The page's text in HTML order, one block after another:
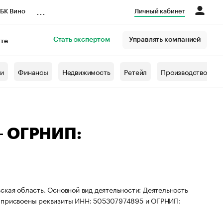
Вино Личный кабинет
Стать экспертом Управлять компанией
Финансы Недвижимость Ретейл Производство
ОГРНИП:
область. Основной вид деятельности: Деятельность
присвоены реквизиты ИНН: 505307974895 и ОГРНИП: